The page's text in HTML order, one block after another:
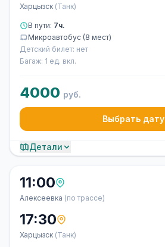
Харцызск (Танк)
В пути: 7ч.
Микроавтобус (8 мест)
Детский билет: нет
Багаж: 1 ед. вкл.
4000 руб.
Выбрать дату
Детали
11:00
Алексеевка (по трассе)
17:30
Харцызск (Танк)